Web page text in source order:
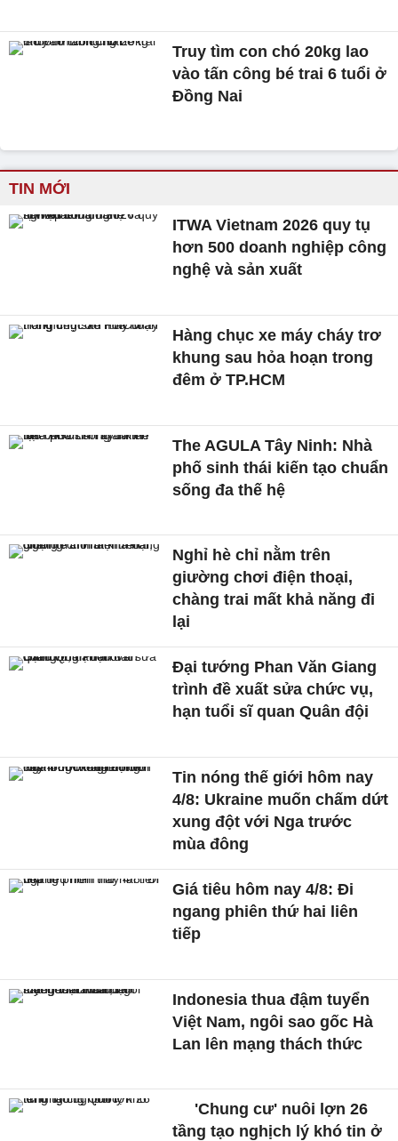
Truy tìm con chó 20kg lao
vào tấn công bé trai 6 tuổi ở
Đồng Nai
TIN MỚI
ITWA Vietnam 2026 quy tụ
hơn 500 doanh nghiệp công
nghệ và sản xuất
Hàng chục xe máy cháy trơ
khung sau hỏa hoạn trong
đêm ở TP.HCM
The AGULA Tây Ninh: Nhà
phố sinh thái kiến tạo chuẩn
sống đa thế hệ
Nghỉ hè chỉ nằm trên
giường chơi điện thoại,
chàng trai mất khả năng đi
lại
Đại tướng Phan Văn Giang
trình đề xuất sửa chức vụ,
hạn tuổi sĩ quan Quân đội
Tin nóng thế giới hôm nay
4/8: Ukraine muốn chấm dứt
xung đột với Nga trước
mùa đông
Giá tiêu hôm nay 4/8: Đi
ngang phiên thứ hai liên
tiếp
Indonesia thua đậm tuyển
Việt Nam, ngôi sao gốc Hà
Lan lên mạng thách thức
'Chung cư' nuôi lợn 26
tầng tạo nghịch lý khó tin ở